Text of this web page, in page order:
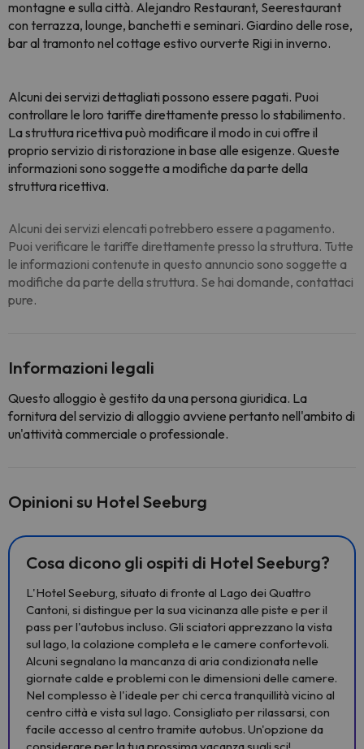
montagne e sulla città. Alejandro Restaurant, Seerestaurant
con terrazza, lounge, banchetti e seminari. Giardino delle rose,
bar al tramonto nel cottage estivo ourverte Rigi in inverno.
Alcuni dei servizi dettagliati possono essere pagati. Puoi
controllare le loro tariffe direttamente presso lo stabilimento.
La struttura ricettiva può modificare il modo in cui offre il
proprio servizio di ristorazione in base alle esigenze. Queste
informazioni sono soggette a modifiche da parte della
struttura ricettiva.
Alcuni dei servizi elencati potrebbero essere a pagamento.
Puoi verificare le tariffe direttamente presso la struttura. Tutte
le informazioni contenute in questo annuncio sono soggette a
modifiche da parte della struttura. Se hai domande, contattaci
pure.
Informazioni legali
Questo alloggio è gestito da una persona giuridica. La
fornitura del servizio di alloggio avviene pertanto nell'ambito di
un'attività commerciale o professionale.
Opinioni su Hotel Seeburg
Cosa dicono gli ospiti di Hotel Seeburg?
L'Hotel Seeburg, situato di fronte al Lago dei Quattro
Cantoni, si distingue per la sua vicinanza alle piste e per il
pass per l'autobus incluso. Gli sciatori apprezzano la vista
sul lago, la colazione completa e le camere confortevoli.
Alcuni segnalano la mancanza di aria condizionata nelle
giornate calde e problemi con le dimensioni delle camere.
Nel complesso è l'ideale per chi cerca tranquillità vicino al
centro città e vista sul lago. Consigliato per rilassarsi, con
facile accesso al centro tramite autobus. Un'opzione da